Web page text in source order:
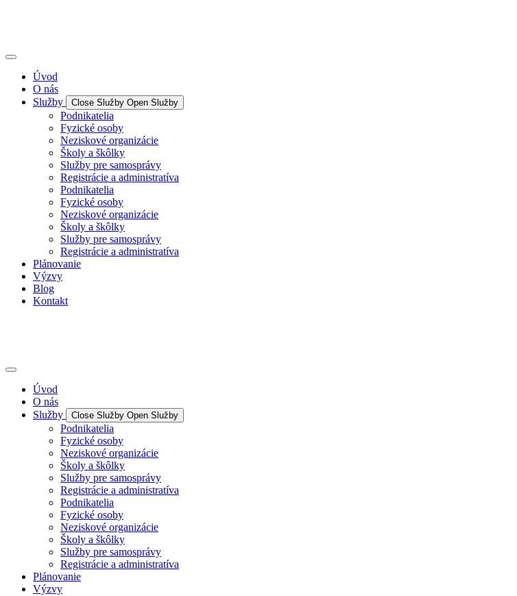
Úvod
O nás
Služby
Close Služby Open Služby
Podnikatelia
Fyzické osoby
Neziskové organizácie
Školy a škôlky
Služby pre samosprávy
Registrácie a administratíva
Podnikatelia
Fyzické osoby
Neziskové organizácie
Školy a škôlky
Služby pre samosprávy
Registrácie a administratíva
Plánovanie
Výzvy
Blog
Kontakt
Úvod
O nás
Služby
Close Služby Open Služby
Podnikatelia
Fyzické osoby
Neziskové organizácie
Školy a škôlky
Služby pre samosprávy
Registrácie a administratíva
Podnikatelia
Fyzické osoby
Neziskové organizácie
Školy a škôlky
Služby pre samosprávy
Registrácie a administratíva
Plánovanie
Výzvy